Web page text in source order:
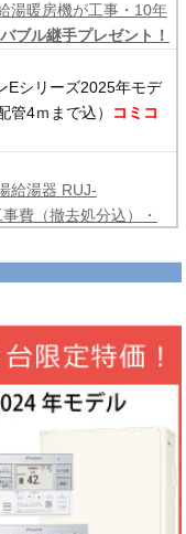
湯暖房機が工事・10年
ブル継手プレゼント！
Eシリーズ2025年モデ
管4ｍまで込）
コミコ
給湯器 RUJ-
費（撤去処分込）・
配管4ｍまで込）商品5
品の購入・設置・アプ
るキャッシュバックキ
2026年6月1日～12月
GVシリーズ10畳用